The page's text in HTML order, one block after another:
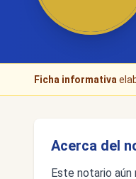
Ficha informativa
Acerca del
Este notario